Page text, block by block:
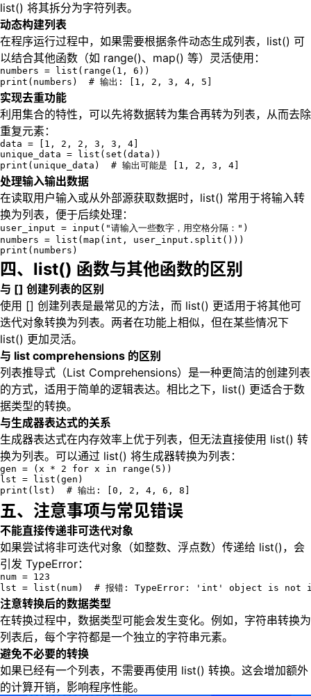
list() 将其拆分为字符列表。
动态构建列表
在程序运行过程中，如果需要根据条件动态生成列表，list() 可
以结合其他函数（如 range()、map() 等）灵活使用：
numbers = list(range(1, 6))
print(numbers)  # 输出: [1, 2, 3, 4, 5]
实现去重功能
利用集合的特性，可以先将数据转为集合再转为列表，从而去除
重复元素：
data = [1, 2, 2, 3, 3, 4]
unique_data = list(set(data))
print(unique_data)  # 输出可能是 [1, 2, 3, 4]
处理输入输出数据
在读取用户输入或从外部源获取数据时，list() 常用于将输入转
换为列表，便于后续处理：
user_input = input("请输入一些数字，用空格分隔：")
numbers = list(map(int, user_input.split()))
print(numbers)
四、list() 函数与其他函数的区别
与 [] 创建列表的区别
使用 [] 创建列表是最常见的方法，而 list() 更适用于将其他可
迭代对象转换为列表。两者在功能上相似，但在某些情况下
list() 更加灵活。
与 list comprehensions 的区别
列表推导式（List Comprehensions）是一种更简洁的创建列表
的方式，适用于简单的逻辑表达。相比之下，list() 更适合于数
据类型的转换。
与生成器表达式的关系
生成器表达式在内存效率上优于列表，但无法直接使用 list() 转
换为列表。可以通过 list() 将生成器转换为列表：
gen = (x * 2 for x in range(5))
lst = list(gen)
print(lst)  # 输出: [0, 2, 4, 6, 8]
五、注意事项与常见错误
不能直接传递非可迭代对象
如果尝试将非可迭代对象（如整数、浮点数）传递给 list()，会
引发 TypeError：
num = 123
lst = list(num)  # 报错: TypeError: 'int' object is not
注意转换后的数据类型
在转换过程中，数据类型可能会发生变化。例如，字符串转换为
列表后，每个字符都是一个独立的字符串元素。
避免不必要的转换
如果已经有一个列表，不需要再使用 list() 转换。这会增加额外
的计算开销，影响程序性能。